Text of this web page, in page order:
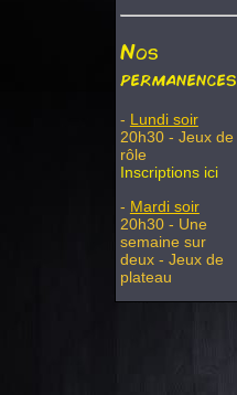
Nos
permanences
- Lundi soir
20h30 - Jeux de
rôle
Inscriptions ici
- Mardi soir
20h30 - Une
semaine sur
deux - Jeux de
plateau